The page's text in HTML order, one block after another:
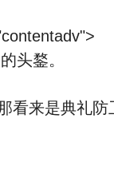
头鍪。
来是典礼防